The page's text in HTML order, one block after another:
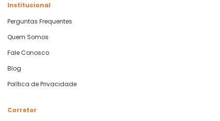
Institucional
Perguntas Frequentes
Quem Somos
Fale Conosco
Blog
Política de Privacidade
Corretor